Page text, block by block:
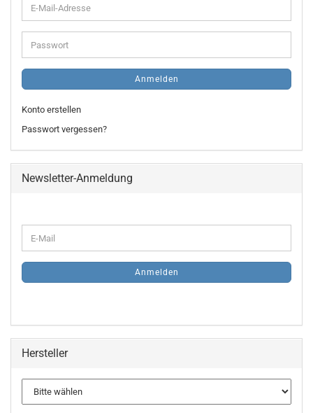
E-
Mail-
Adresse
Passwort
Anmelden
Konto erstellen
Passwort vergessen?
Newsletter-Anmeldung
ZUR
ANMELDUNG
E-
Mail
Anmelden
Hersteller